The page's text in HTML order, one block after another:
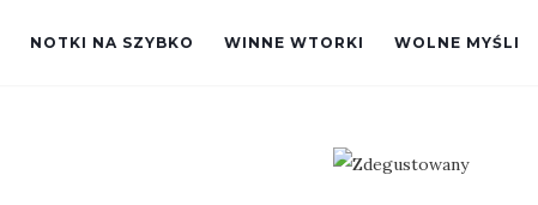
NOTKI NA SZYBKO WINNE WTORKI WOLNE MYŚLI